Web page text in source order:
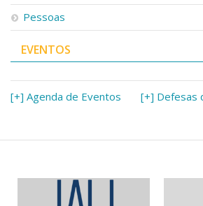
Pessoas
EVENTOS
[+] Agenda de Eventos [+] Defesas